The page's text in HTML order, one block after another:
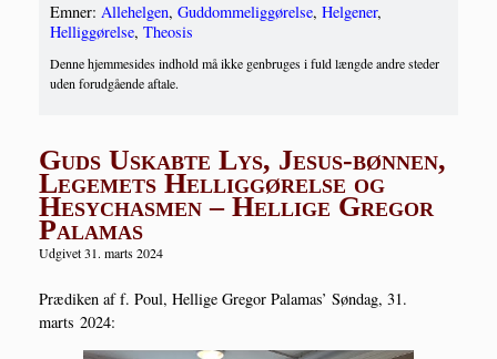
Emner: Allehelgen, Guddommeliggørelse, Helgener,
Helliggørelse, Theosis
Denne hjemmesides indhold må ikke genbruges i fuld længde andre steder
uden forudgående aftale.
Guds Uskabte Lys, Jesus-bønnen,
Legemets Helliggørelse og
Hesychasmen – Hellige Gregor
Palamas
Udgivet 31. marts 2024
Præ­di­ken af f. Poul, Hel­li­ge Gre­gor Pala­mas’ Søn­dag, 31.
marts 2024: